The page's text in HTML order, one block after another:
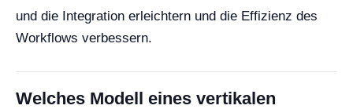
und die Integration erleichtern und die Effizienz des
Workflows verbessern.
Welches Modell eines vertikalen